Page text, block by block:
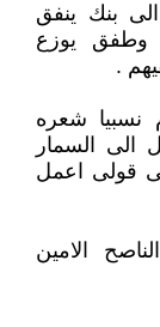
بنك ينفق
وطفق يوزع
.
نسبيا شعره
الى السمار
قولى اعمل
الامين